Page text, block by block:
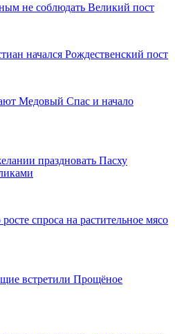
не соблюдать Великий пост
начался Рождественский пост
Медовый Спас и начало
праздновать Пасху
спроса на растительное мясо
встретили Прощёное